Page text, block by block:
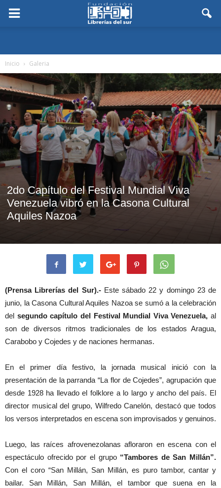
Inicio Galeria
2do Capítulo del Festival Mundial Viva
Venezuela vibró en la Casona Cultural
Aquiles Nazoa
(Prensa Librerías del Sur).- Este sábado 22 y domingo 23 de
junio, la Casona Cultural Aquiles Nazoa se sumó a la celebración
del segundo capítulo del Festival Mundial Viva Venezuela, al
son de diversos ritmos tradicionales de los estados Aragua,
Carabobo y Cojedes y de naciones hermanas.
En el primer día festivo, la jornada musical inició con la
presentación de la parranda “La flor de Cojedes”, agrupación que
desde 1928 ha llevado el folklore a lo largo y ancho del país. El
director musical del grupo, Wilfredo Canelón, destacó que todos
los versos interpretados en escena son improvisados y genuinos.
Luego, las raíces afrovenezolanas afloraron en escena con el
espectáculo ofrecido por el grupo “Tambores de San Millán”.
Con el coro “San Millán, San Millán, es puro tambor, cantar y
bailar. San Millán, San Millán, el tambor que suena en la